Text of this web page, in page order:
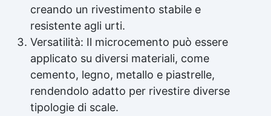
creando un rivestimento stabile e
resistente agli urti.
Versatilità: Il microcemento può essere
applicato su diversi materiali, come
cemento, legno, metallo e piastrelle,
rendendolo adatto per rivestire diverse
tipologie di scale.